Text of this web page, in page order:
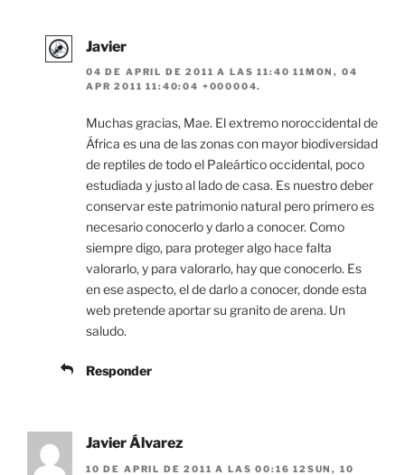
Javier
04 DE APRIL DE 2011 A LAS 11:40 11MON, 04
APR 2011 11:40:04 +000004.
Muchas gracias, Mae. El extremo noroccidental de
África es una de las zonas con mayor biodiversidad
de reptiles de todo el Paleártico occidental, poco
estudiada y justo al lado de casa. Es nuestro deber
conservar este patrimonio natural pero primero es
necesario conocerlo y darlo a conocer. Como
siempre digo, para proteger algo hace falta
valorarlo, y para valorarlo, hay que conocerlo. Es
en ese aspecto, el de darlo a conocer, donde esta
web pretende aportar su granito de arena. Un
saludo.
Responder
Javier Álvarez
10 DE APRIL DE 2011 A LAS 00:16 12SUN, 10